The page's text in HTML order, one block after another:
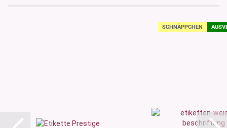
SCHNÄPPCHEN